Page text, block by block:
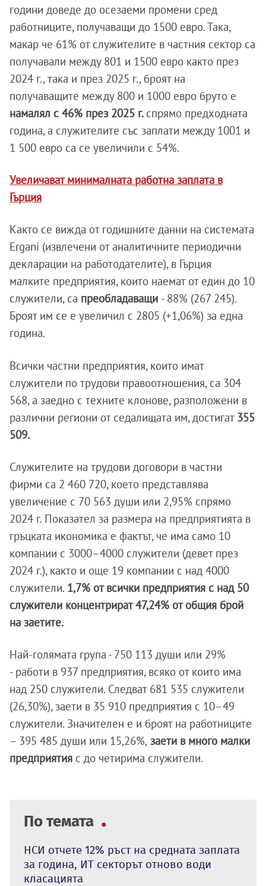
години доведе до осезаеми промени сред
работниците, получаващи до 1500 евро. Така,
макар че 61% от служителите в частния сектор са
получавали между 801 и 1500 евро както през
2024 г., така и през 2025 г., броят на
получаващите между 800 и 1000 евро бруто е
намалял с 46% през 2025 г. спрямо предходната
година, а служителите със заплати между 1001 и
1 500 евро са се увеличили с 54%.
Увеличават минималната работна заплата в
Гърция
Както се вижда от годишните данни на системата
Ergani (извлечени от аналитичните периодични
декларации на работодателите), в Гърция
малките предприятия, които наемат от един до 10
служители, са преобладаващи - 88% (267 245).
Броят им се е увеличил с 2805 (+1,06%) за една
година.
Всички частни предприятия, които имат
служители по трудови правоотношения, са 304
568, а заедно с техните клонове, разположени в
различни региони от седалищата им, достигат 355
509.
Служителите на трудови договори в частни
фирми са 2 460 720, което представлява
увеличение с 70 563 души или 2,95% спрямо
2024 г. Показател за размера на предприятията в
гръцката икономика е фактът, че има само 10
компании с 3000–4000 служители (девет през
2024 г.), както и още 19 компании с над 4000
служители. 1,7% от всички предприятия с над 50
служители концентрират 47,24% от общия брой
на заетите.
Най-голямата група - 750 113 души или 29%
- работи в 937 предприятия, всяко от които има
над 250 служители. Следват 681 535 служители
(26,30%), заети в 35 910 предприятия с 10–49
служители. Значителен е и броят на работниците
– 395 485 души или 15,26%, заети в много малки
предприятия с до четирима служители.
По темата
НСИ отчете 12% ръст на средната заплата
за година, ИТ секторът отново води
класацията